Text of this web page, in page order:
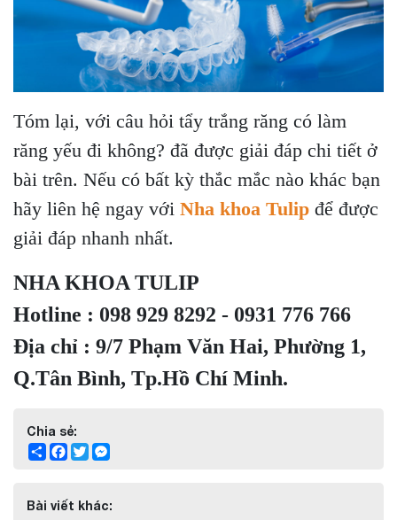
Tóm lại, với câu hỏi tẩy trắng răng có làm
răng yếu đi không? đã được giải đáp chi tiết ở
bài trên. Nếu có bất kỳ thắc mắc nào khác bạn
hãy liên hệ ngay với Nha khoa Tulip để được
giải đáp nhanh nhất.
NHA KHOA TULIP
Hotline : 098 929 8292 - 0931 776 766
Địa chỉ : 9/7 Phạm Văn Hai, Phường 1,
Q.Tân Bình, Tp.Hồ Chí Minh.
Chia sẻ:
ShareFacebook
Twitter
Bài viết khác: